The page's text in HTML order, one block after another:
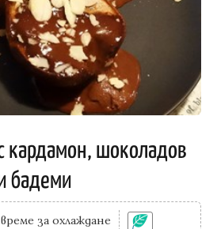
кардамон, шоколадов
бадеми
за охлаждане